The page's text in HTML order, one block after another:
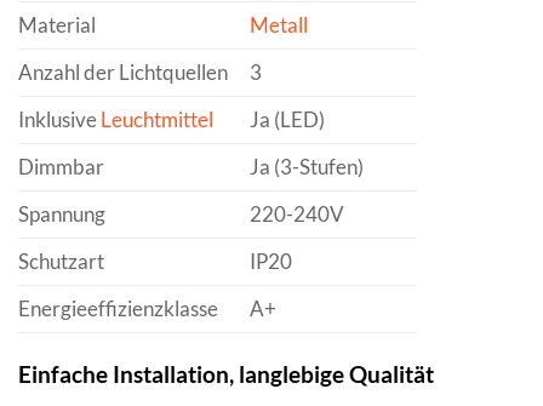
Material
Metall
Anzahl der Lichtquellen
3
InklusiveLeuchtmittel
Ja (LED)
Dimmbar
Ja (3-Stufen)
Spannung
220-240V
Schutzart
IP20
Energieeffizienzklasse
A+
Einfache Installation, langlebige Qualität